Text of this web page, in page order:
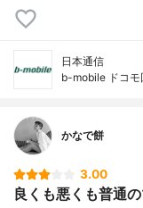
日本通信
b-mobile ドコモ
かなで餅
3.00
良くも悪くも普通